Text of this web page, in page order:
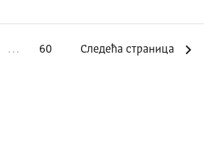
… 60 Следећа страница